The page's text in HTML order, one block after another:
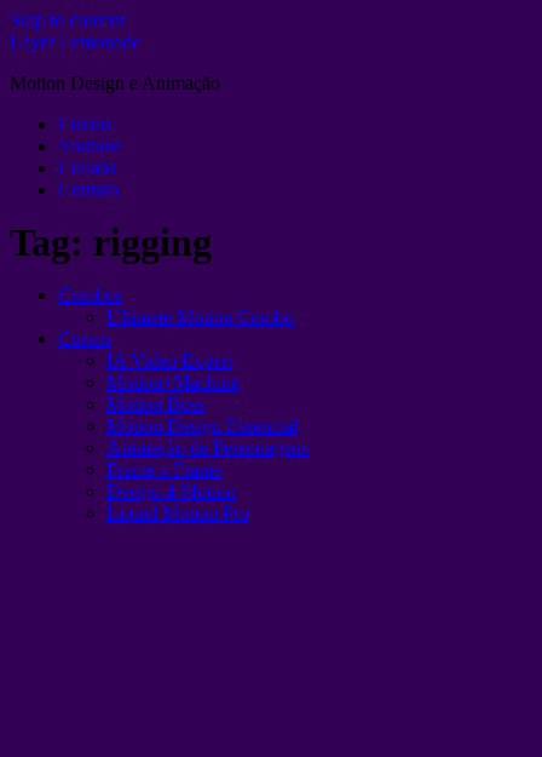
Skip to content
Layer Lemonade
Motion Design e Animação
Cursos
Youtube
Collabs
Contato
Tag: rigging
Combos
Ultimate Motion Combo
Cursos
IA Video Expert
Motion+Machine
Motion Boss
Motion Design Essencial
Animação de Personagens
Frame a Frame
Design 4 Motion
Liquid Motion Pro